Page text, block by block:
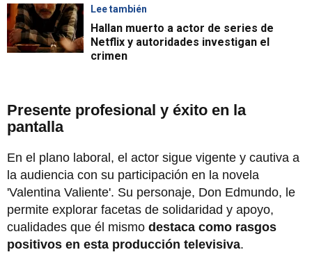
Lee también
Hallan muerto a actor de series de
Netflix y autoridades investigan el
crimen
Presente profesional y éxito en la
pantalla
En el plano laboral, el actor sigue vigente y cautiva a
la audiencia con su participación en la novela
'Valentina Valiente'. Su personaje, Don Edmundo, le
permite explorar facetas de solidaridad y apoyo,
cualidades que él mismo destaca como rasgos
positivos en esta producción televisiva.